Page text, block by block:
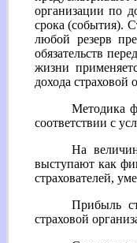
организации по
срока (события).
любой резерв
обязательств
жизни
дохода страховой
Методика
соответствии с
На
выступают как
страхователей,
Прибыль
страховой